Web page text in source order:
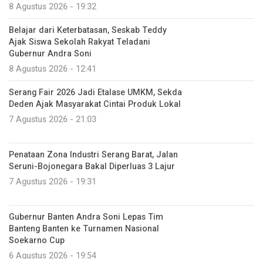
8 Agustus 2026 - 19:32
Belajar dari Keterbatasan, Seskab Teddy
Ajak Siswa Sekolah Rakyat Teladani
Gubernur Andra Soni
8 Agustus 2026 - 12:41
Serang Fair 2026 Jadi Etalase UMKM, Sekda
Deden Ajak Masyarakat Cintai Produk Lokal
7 Agustus 2026 - 21:03
Penataan Zona Industri Serang Barat, Jalan
Seruni-Bojonegara Bakal Diperluas 3 Lajur
7 Agustus 2026 - 19:31
Gubernur Banten Andra Soni Lepas Tim
Banteng Banten ke Turnamen Nasional
Soekarno Cup
6 Agustus 2026 - 19:54